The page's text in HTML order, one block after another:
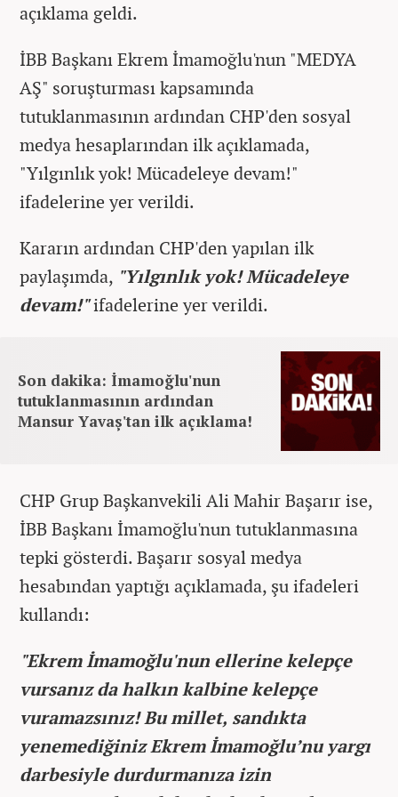
açıklama geldi.
İBB Başkanı Ekrem İmamoğlu'nun "MEDYA
AŞ" soruşturması kapsamında
tutuklanmasının ardından CHP'den sosyal
medya hesaplarından ilk açıklamada,
"Yılgınlık yok! Mücadeleye devam!"
ifadelerine yer verildi.
Kararın ardından CHP'den yapılan ilk
paylaşımda, "Yılgınlık yok! Mücadeleye
devam!"ifadelerine yer verildi.
Son dakika: İmamoğlu'nun
tutuklanmasının ardından
Mansur Yavaş'tan ilk açıklama!
CHP Grup Başkanvekili Ali Mahir Başarır ise,
İBB Başkanı İmamoğlu'nun tutuklanmasına
tepki gösterdi. Başarır sosyal medya
hesabından yaptığı açıklamada, şu ifadeleri
kullandı:
"Ekrem İmamoğlu'nun ellerine kelepçe
vursanız da halkın kalbine kelepçe
vuramazsınız! Bu millet, sandıkta
yenemediğiniz Ekrem İmamoğlu’nu yargı
darbesiyle durdurmanıza izin